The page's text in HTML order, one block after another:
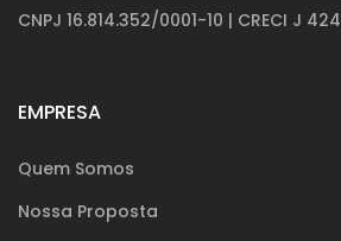
CNPJ 16.814.352/0001-10 | CRECI J 424
EMPRESA
Quem Somos
Nossa Proposta